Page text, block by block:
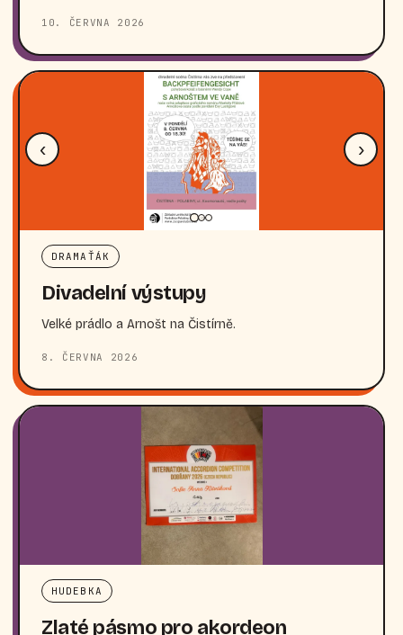
10. ČERVNA 2026
‹ ›
DRAMAŤÁK
Divadelní výstupy
Velké prádlo a Arnošt na Čistírně.
8. ČERVNA 2026
HUDEBKA
Zlaté pásmo pro akordeon